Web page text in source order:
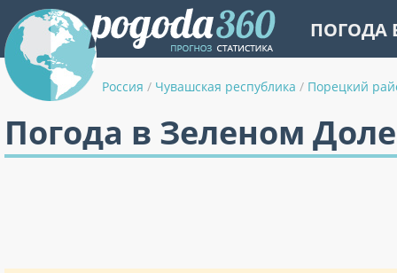
ПОГОДА
Россия / Чувашская республика / Порецкий
Погода в Зеленом